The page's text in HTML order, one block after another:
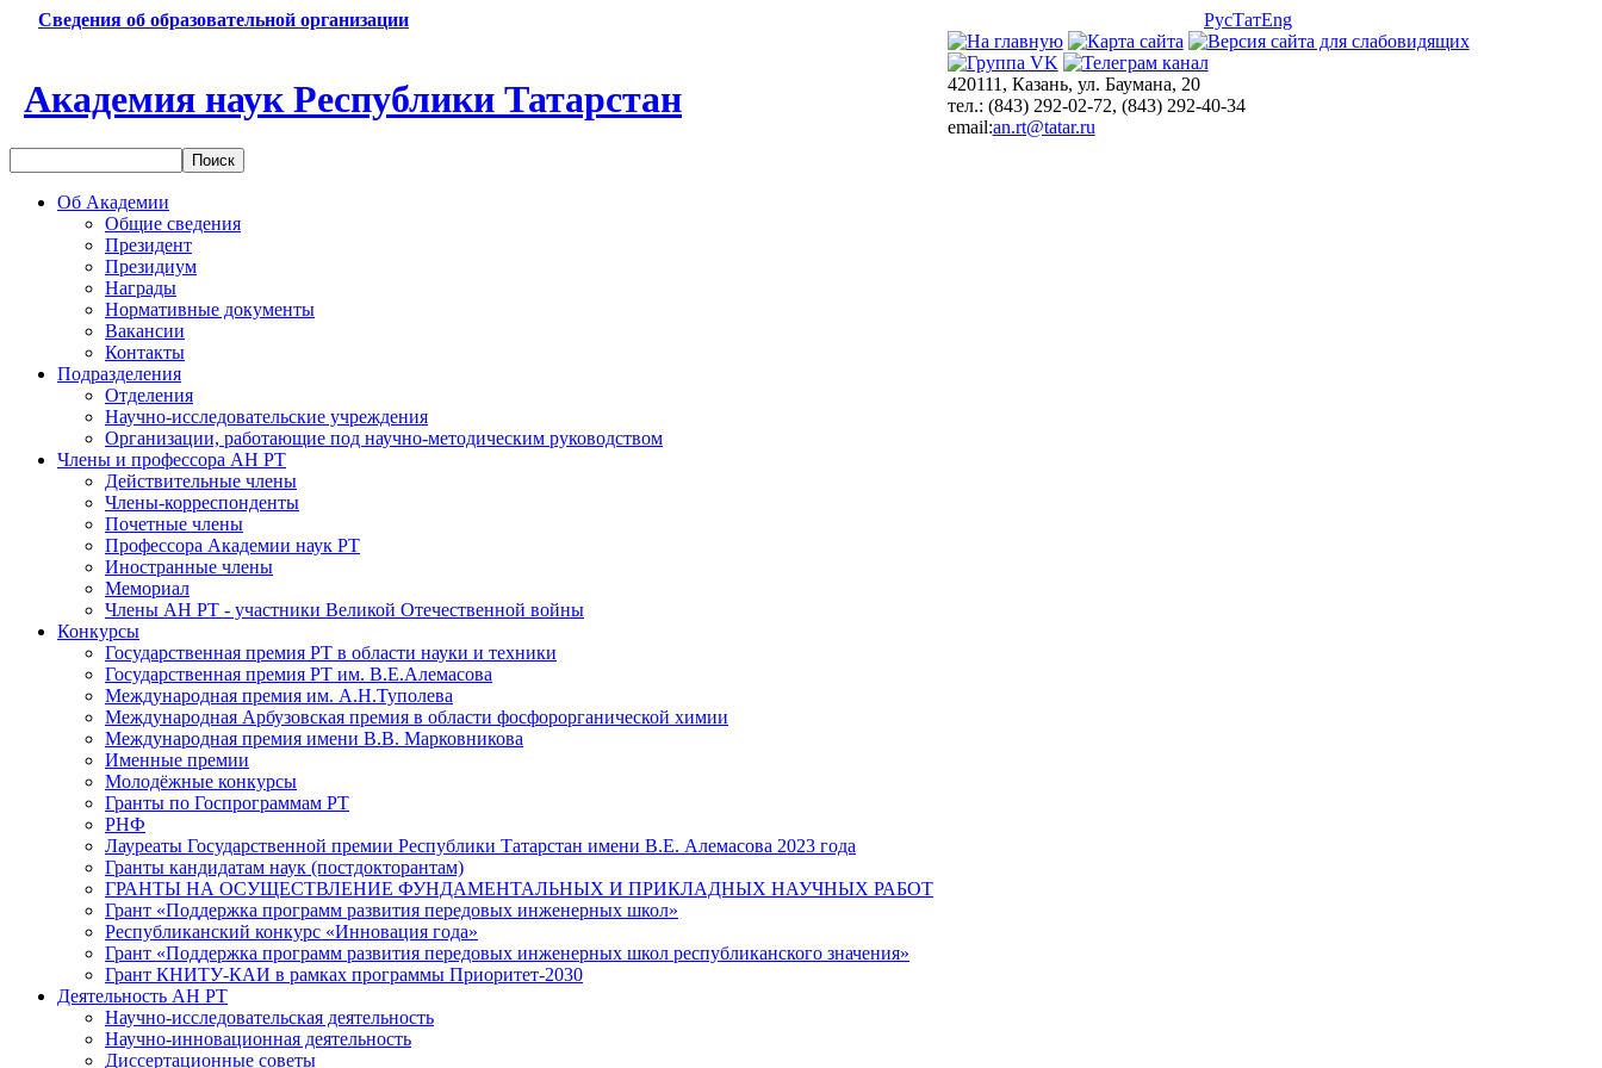
Сведения об образовательной организации РусТатEng
Академия наук Республики Татарстан
420111, Казань, ул. Баумана, 20
тел.: (843) 292-02-72, (843) 292-40-34
email:an.rt@tatar.ru
Об Академии
Общие сведения
Президент
Президиум
Награды
Нормативные документы
Вакансии
Контакты
Подразделения
Отделения
Научно-исследовательские учреждения
Организации, работающие под научно-методическим руководством
Члены и профессора АН РТ
Действительные члены
Члены-корреспонденты
Почетные члены
Профессора Академии наук РТ
Иностранные члены
Мемориал
Члены АН РТ - участники Великой Отечественной войны
Конкурсы
Государственная премия РТ в области науки и техники
Государственная премия РТ им. В.Е.Алемасова
Международная премия им. А.Н.Туполева
Международная Арбузовская премия в области фосфорорганической химии
Международная премия имени В.В. Марковникова
Именные премии
Молодёжные конкурсы
Гранты по Госпрограммам РТ
РНФ
Лауреаты Государственной премии Республики Татарстан имени В.Е. Алемасова 2023 года
Гранты кандидатам наук (постдокторантам)
ГРАНТЫ НА ОСУЩЕСТВЛЕНИЕ ФУНДАМЕНТАЛЬНЫХ И ПРИКЛАДНЫХ НАУЧНЫХ РАБОТ
Грант «Поддержка программ развития передовых инженерных школ»
Республиканский конкурс «Инновация года»
Грант «Поддержка программ развития передовых инженерных школ республиканского значения»
Грант КНИТУ-КАИ в рамках программы Приоритет-2030
Деятельность АН РТ
Научно-исследовательская деятельность
Научно-инновационная деятельность
Диссертационные советы